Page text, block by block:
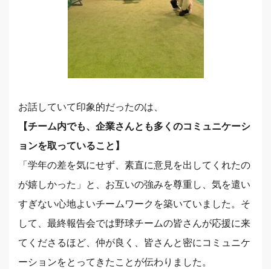
お話していて印象的だったのは、
【チーム内でも、企業さんとも多くのコミュニケーシ
ョンを取っていること】
「学年の差を気にせず、素直に意見を出してくれたの
が嬉しかった」と、お互いの強みを尊重し、気を遣い
すぎない心地よいチームワークを築いていました。そ
して、最終報告会では野球チームの皆さんが応援に来
てくださるほど、仲が良く、皆さんと密にコミュニケ
ーションをとってきたことが伝わりました。